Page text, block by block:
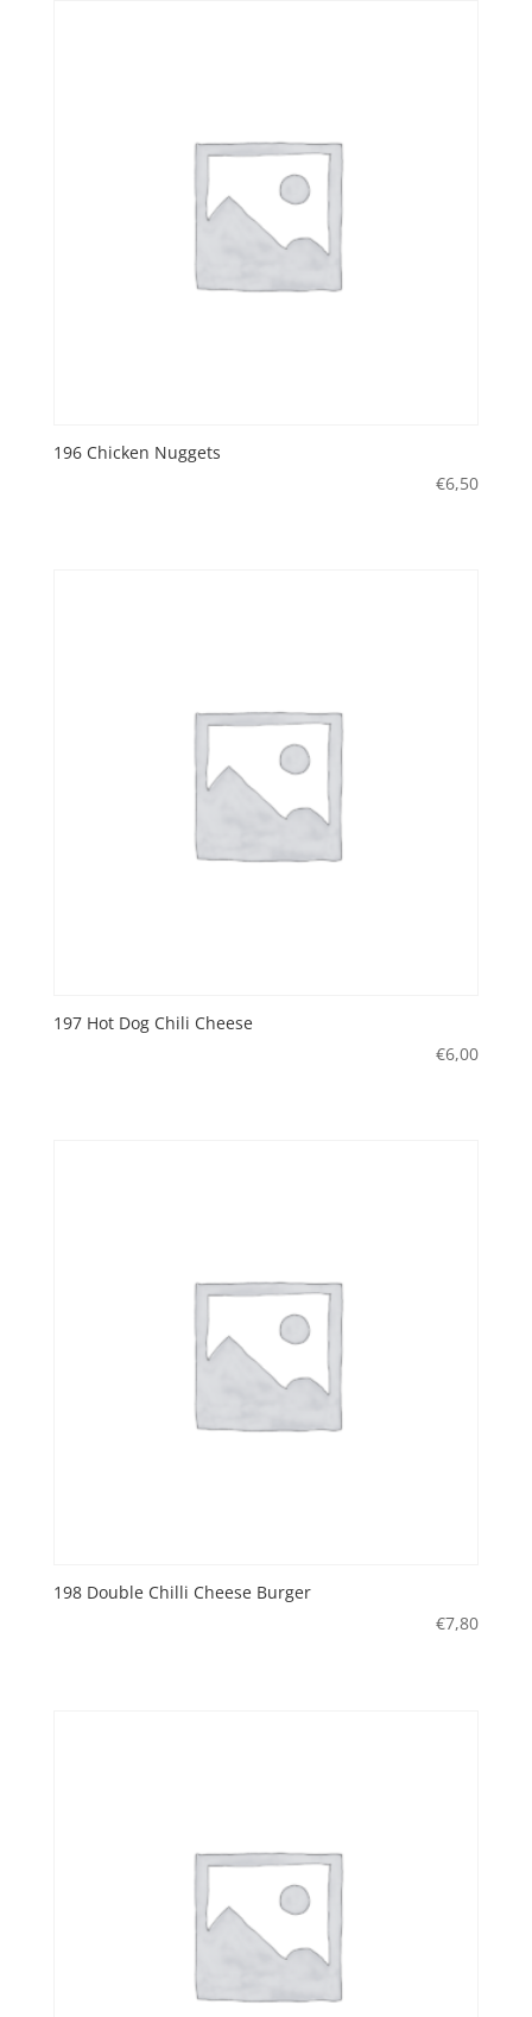
196 Chicken Nuggets
€6,50
197 Hot Dog Chili Cheese
€6,00
198 Double Chilli Cheese Burger
€7,80